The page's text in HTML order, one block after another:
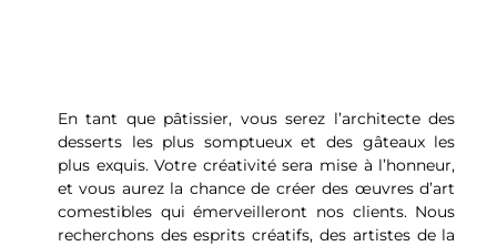
En tant que pâtissier, vous serez l’architecte des
desserts les plus somptueux et des gâteaux les
plus exquis. Votre créativité sera mise à l’honneur,
et vous aurez la chance de créer des œuvres d’art
comestibles qui émerveilleront nos clients. Nous
recherchons des esprits créatifs, des artistes de la